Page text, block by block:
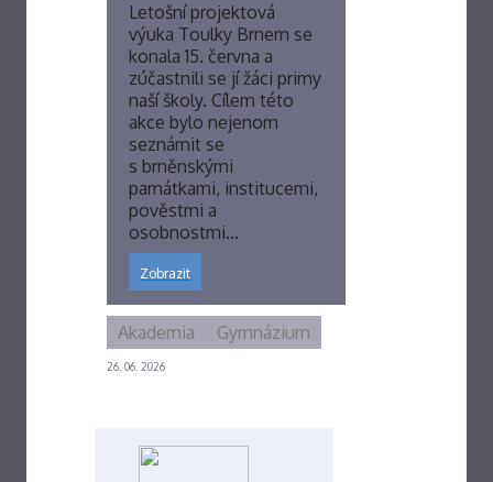
Letošní projektová
výuka Toulky Brnem se
konala 15. června a
zúčastnili se jí žáci primy
naší školy. Cílem této
akce bylo nejenom
seznámit se
s brněnskými
památkami, institucemi,
pověstmi a
osobnostmi…
Zobrazit
26. 06. 2026
Akademia Gymnázium